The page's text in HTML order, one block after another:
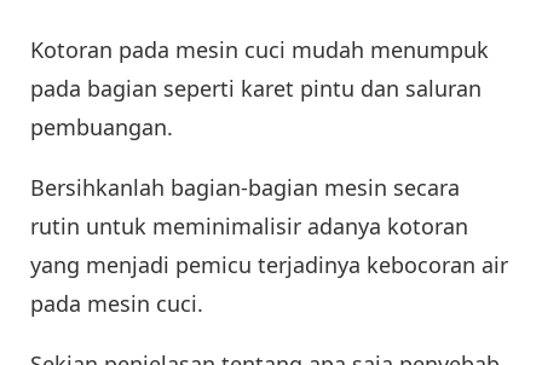
Kotoran pada mesin cuci mudah menumpuk
pada bagian seperti karet pintu dan saluran
pembuangan.
Bersihkanlah bagian-bagian mesin secara
rutin untuk meminimalisir adanya kotoran
yang menjadi pemicu terjadinya kebocoran air
pada mesin cuci.